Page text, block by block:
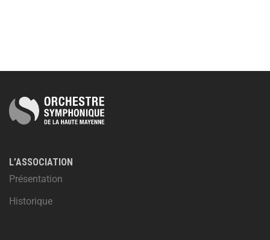
L’ASSOCIATION
Présentation
Historique